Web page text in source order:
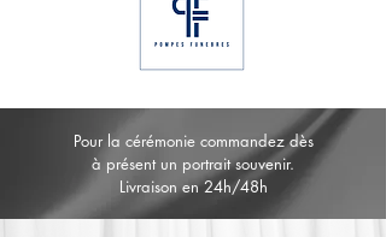
Pour la cérémonie commandez dès
à présent un portrait souvenir.
Livraison en 24h/48h